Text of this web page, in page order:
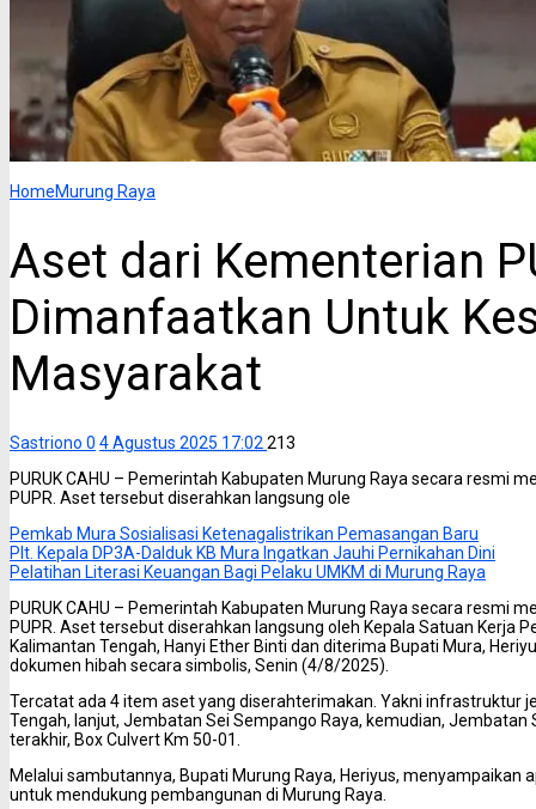
HomeMurung Raya
Aset dari Kementerian
Dimanfaatkan Untuk
Masyarakat
Sastriono 0 4 Agustus 2025 17:02213
PURUK CAHU – Pemerintah Kabupaten Murung Raya secara resmi
PUPR. Aset tersebut diserahkan langsung ole
Pemkab Mura Sosialisasi Ketenagalistrikan Pemasangan Baru
Plt. Kepala DP3A-Dalduk KB Mura Ingatkan Jauhi Pernikahan Dini
Pelatihan Literasi Keuangan Bagi Pelaku UMKM di Murung Raya
PURUK CAHU – Pemerintah Kabupaten Murung Raya secara resmi
PUPR. Aset tersebut diserahkan langsung oleh Kepala Satuan Kerja
Kalimantan Tengah, Hanyi Ether Binti dan diterima Bupati Mura,
dokumen hibah secara simbolis, Senin (4/8/2025).
Tercatat ada 4 item aset yang diserahterimakan. Yakni infrastruktur
Tengah, lanjut, Jembatan Sei Sempango Raya, kemudian,
terakhir, Box Culvert Km 50-01.
Melalui sambutannya, Bupati Murung Raya, Heriyus, menyampaikan
untuk mendukung pembangunan di Murung Raya.